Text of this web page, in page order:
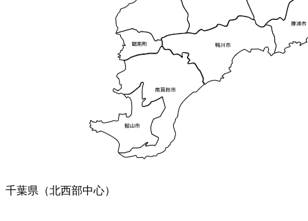
千葉県（北西部中心）